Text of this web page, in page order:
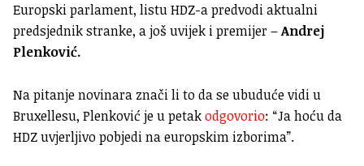
Europski parlament, listu HDZ-a predvodi aktualni
predsjednik stranke, a još uvijek i premijer –Andrej
Plenković.
Na pitanje novinara znači li to da se ubuduće vidi u
Bruxellesu, Plenković je u petakodgovorio: “Ja hoću da
HDZ uvjerljivo pobjedi na europskim izborima”.